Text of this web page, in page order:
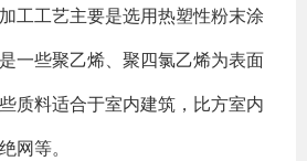
工工艺主要是选用热塑性粉末涂
一些聚乙烯、聚四氯乙烯为表面
质料适合于室内建筑，比方室内
网等。